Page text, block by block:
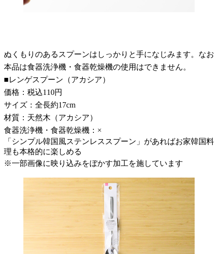
ぬくもりのあるスプーンはしっかりと手になじみます。なお
本品は食器洗浄機・食器乾燥機の使用はできません。
■レンゲスプーン（アカシア）
価格：税込110円
サイズ：全長約17cm
材質：天然木（アカシア）
食器洗浄機・食器乾燥機：×
「シンプル韓国風ステンレススプーン」があればお家韓国料
理も本格的に楽しめる
※一部画像に映り込みをぼかす加工を施しています